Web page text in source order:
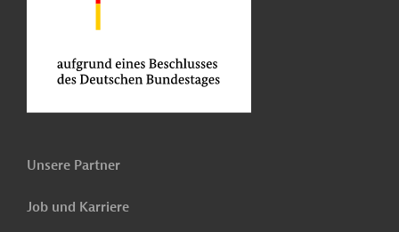
Unsere Partner
Job und Karriere